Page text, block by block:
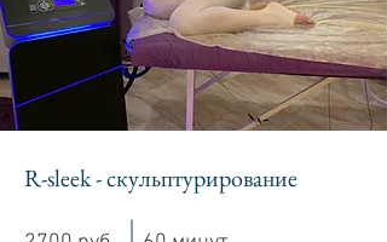
R-sleek - скульптурирование